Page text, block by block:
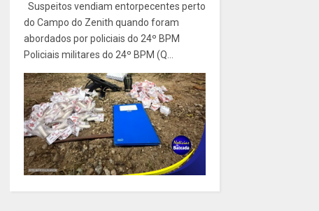
Suspeitos vendiam entorpecentes perto
do Campo do Zenith quando foram
abordados por policiais do 24º BPM
Policiais militares do 24º BPM (Q...